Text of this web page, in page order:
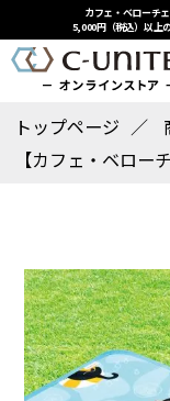
カフェ・ベロー
5,000円（税込）以上
トップページ
【カフェ・ベロー